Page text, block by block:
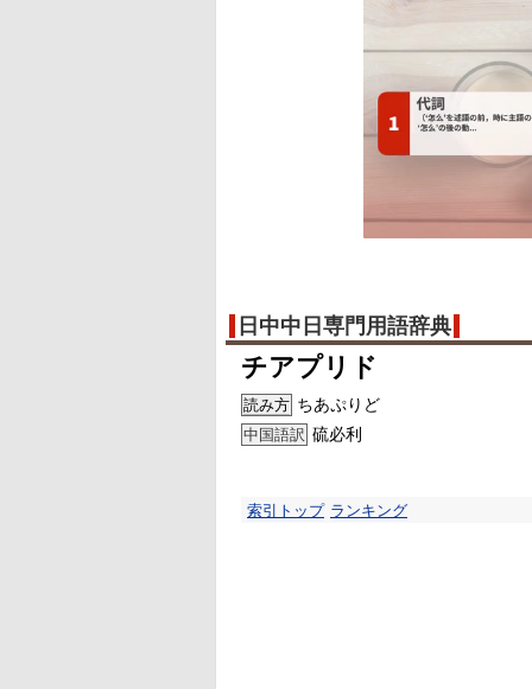
日中中日専門用語辞典
チアプリド
読み方 ちあぷりど
中国語訳 硫必利
索引トップ ランキング